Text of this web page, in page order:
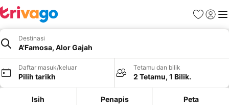
Kegemaran
Daftar
Destinasi
A'Famosa, Alor Gajah
Daftar masuk/keluar
Pilih tarikh
Tetamu dan bilik
2 Tetamu, 1 Bilik.
Isih Penapis Peta